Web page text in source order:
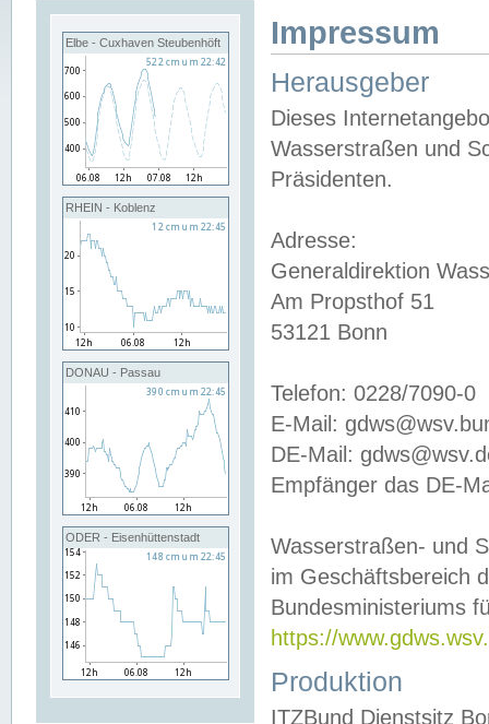
Elbe - Cuxhaven Steubenhöft
RHEIN - Koblenz
DONAU - Passau
ODER - Eisenhüttenstadt
Impressum
Herausgeber
Dieses
Wasserstraßen und
Präsidenten.
Adresse:
Generaldirektion
Am Propsthof 51
53121 Bonn
Telefon: 0228/7090-0
E-Mail:
DE-Mail:
Empfänger das DE-
Wasserstraßen- und
im Geschäftsbereich
Bundesministeriums
https://
Produktion
ITZBund Dienstsitz